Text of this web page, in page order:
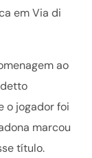
em Via di
ao
o jogador foi
marcou
título.